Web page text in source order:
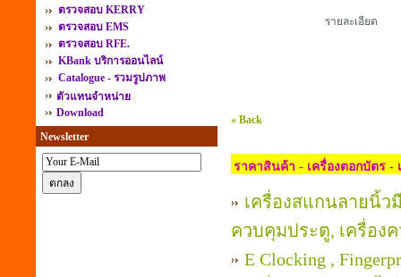
ตรวจสอบ KERRY
ตรวจสอบ EMS
ตรวจสอบ RFE.
KBank บริการออนไลน์
Catalogue - รวมรูปภาพ
ตัวแทนจำหน่าย
Download
Newsletter
รายละเอียด
« Back
ราคาสินค้า - เครื่องตอกบัตร -
เครื่องสแกนลายนิ้ว
ควบคุมประตู, เครื่อง
E Clocking ,